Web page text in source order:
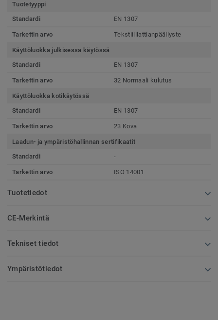
Tuotetyyppi
Standardi
EN 1307
Tarkettin arvo Tekstiililattianpäällyste
Käyttöluokka julkisessa käytössä
Standardi
EN 1307
Tarkettin arvo 32 Normaali kulutus
Käyttöluokka kotikäytössä
Standardi
EN 1307
Tarkettin arvo 23 Kova
Laadun- ja ympäristöhallinnan sertifikaatit
Standardi
-
Tarkettin arvo ISO 14001
Tuotetiedot
CE-Merkintä
Tekniset tiedot
Ympäristötiedot